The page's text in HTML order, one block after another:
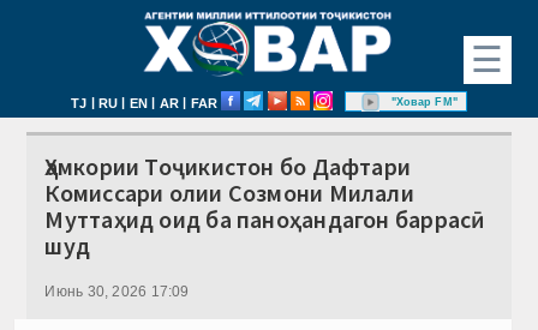
☰
TJ | RU | EN | AR | FAR "Ховар FM"
Ҳамкории Тоҷикистон бо Дафтари
Комиссари олии Созмони Милали
Муттаҳид оид ба паноҳандагон баррасӣ
шуд
Июнь 30, 2026 17:09